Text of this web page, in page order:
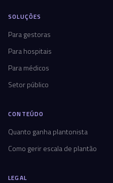
SOLUÇÕES
Para gestoras
Para hospitais
Para médicos
Setor público
CONTEÚDO
Quanto ganha plantonista
Como gerir escala de plantão
LEGAL